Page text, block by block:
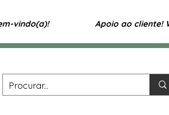
vindo(a)! Apoio ao cliente!